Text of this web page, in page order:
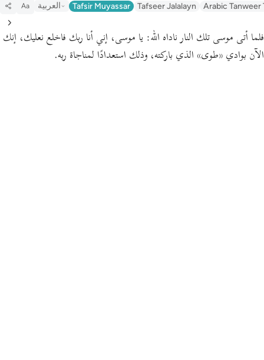
Aa العربية Tafsir Muyassar Tafseer Jalalayn Arabic Tanweer
فلما أتى موسى تلك النار ناداه الله: يا موسى، إني أنا ربك فاخلع نعليك، إنك
الآن بوادي «طوى» الذي باركته، وذلك استعدادًا لمناجاة ربه.